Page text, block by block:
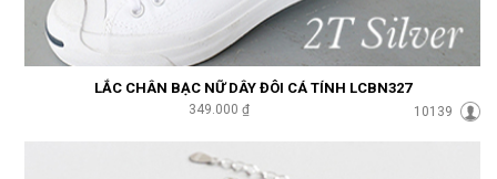
LẮC CHÂN BẠC NỮ DÂY ĐÔI CÁ TÍNH LCBN327
349.000 ₫ 10139